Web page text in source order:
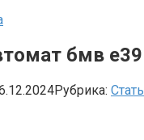
бмв е39
Рубрика: